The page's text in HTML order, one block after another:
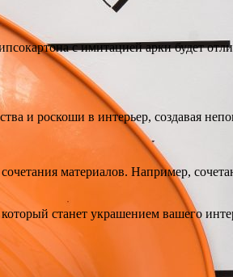
с имитацией арки будет
и роскоши в интерьер, создавая
материалов. Например,
станет украшением вашего